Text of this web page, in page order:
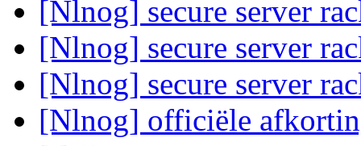
[Nlnog] secure server
[Nlnog] secure server
[Nlnog] secure server
[Nlnog] officiële